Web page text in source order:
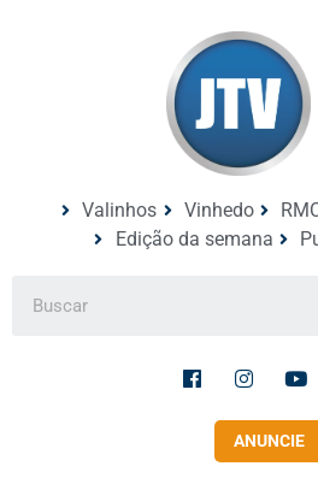
Valinhos Vinhedo
Edição da semana
ANUNCIE